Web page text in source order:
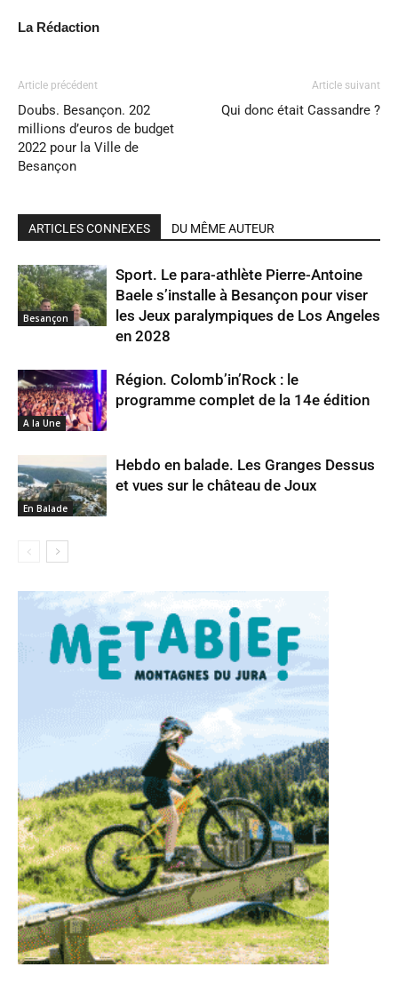
La Rédaction
Article précédent
Doubs. Besançon. 202
millions d’euros de budget
2022 pour la Ville de
Besançon
Article suivant
Qui donc était Cassandre ?
ARTICLES CONNEXES DU MÊME AUTEUR
Besançon
Sport. Le para-athlète Pierre-Antoine
Baele s’installe à Besançon pour viser
les Jeux paralympiques de Los Angeles
en 2028
A la Une
Région. Colomb’in’Rock : le
programme complet de la 14e édition
En Balade
Hebdo en balade. Les Granges Dessus
et vues sur le château de Joux